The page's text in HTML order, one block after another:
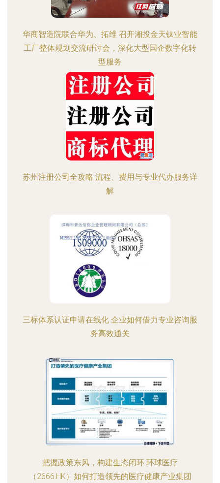
华商智造院联合华为、拓维 召开湘投金天钛业智能
工厂整体规划交流研讨会，深化大型国企数字化转
型服务
苏州注册公司全攻略 流程、费用与专业代办服务详
解
三标体系认证申请在线化 企业如何借力专业咨询服
务高效通关
把握政策东风，构建生态闭环 环球医疗
（2666.HK）如何打造领先的医疗健康产业集团